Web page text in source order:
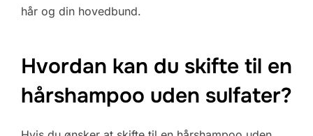
hår og din hovedbund.
Hvordan kan du skifte til en
hårshampoo uden sulfater?